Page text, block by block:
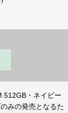
512GB・ネイビー
みの発売となるた